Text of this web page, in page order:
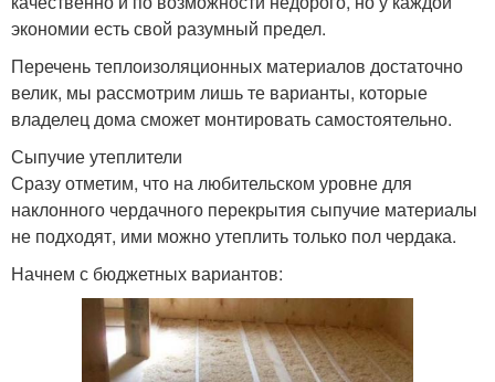
экономии есть свой разумный предел.
Перечень теплоизоляционных материалов достаточно
велик, мы рассмотрим лишь те варианты, которые
владелец дома сможет монтировать самостоятельно.
Сыпучие утеплители
Сразу отметим, что на любительском уровне для
наклонного чердачного перекрытия сыпучие материалы
не подходят, ими можно утеплить только пол чердака.
Начнем с бюджетных вариантов: